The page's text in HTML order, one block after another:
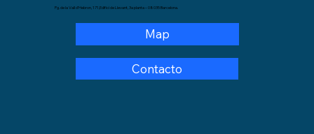
Pg. de la Vall d’Hebron, 171,Edifici de Llevant, 3a planta – 08035 Barcelona.
Map
Contacto